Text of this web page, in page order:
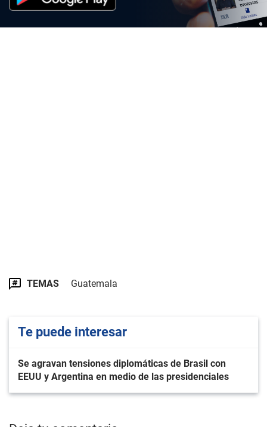
TEMAS Guatemala
Te puede interesar
Se agravan tensiones diplomáticas de Brasil con
EEUU y Argentina en medio de las presidenciales